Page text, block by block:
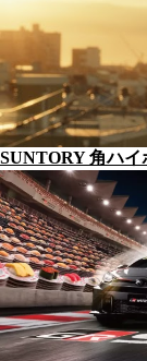
SUNTORY 角ハイ